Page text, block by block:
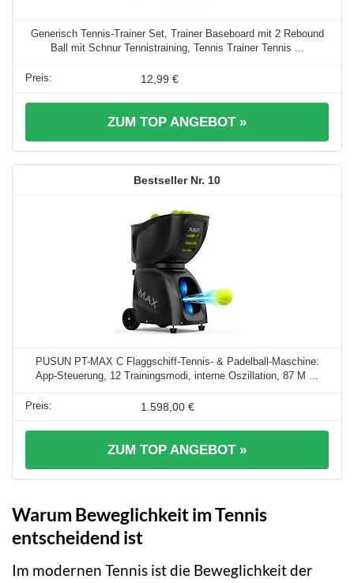
Generisch Tennis-Trainer Set, Trainer Baseboard mit 2 Rebound
Ball mit Schnur Tennistraining, Tennis Trainer Tennis ...
12,99 €
ZUM TOP ANGEBOT »
10
PUSUN PT-MAX C Flaggschiff-Tennis- & Padelball-Maschine:
App-Steuerung, 12 Trainingsmodi, interne Oszillation, 87 M ...
1.598,00 €
ZUM TOP ANGEBOT »
Warum Beweglichkeit im Tennis
entscheidend ist
Im modernen Tennis ist die Beweglichkeit der